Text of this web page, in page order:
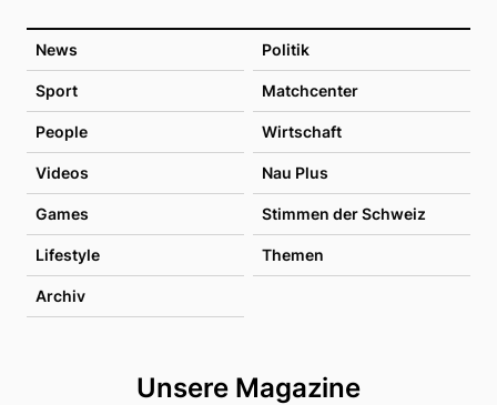
News Politik
Sport Matchcenter
People Wirtschaft
Videos Nau Plus
Games Stimmen der Schweiz
Lifestyle Themen
Archiv
Unsere Magazine